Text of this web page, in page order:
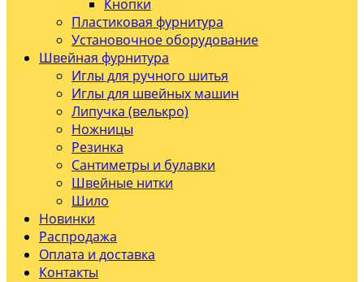
Кнопки
Пластиковая фурнитура
Установочное оборудование
Швейная фурнитура
Иглы для ручного шитья
Иглы для швейных машин
Липучка (велькро)
Ножницы
Резинка
Сантиметры и булавки
Швейные нитки
Шило
Новинки
Распродажа
Оплата и доставка
Контакты